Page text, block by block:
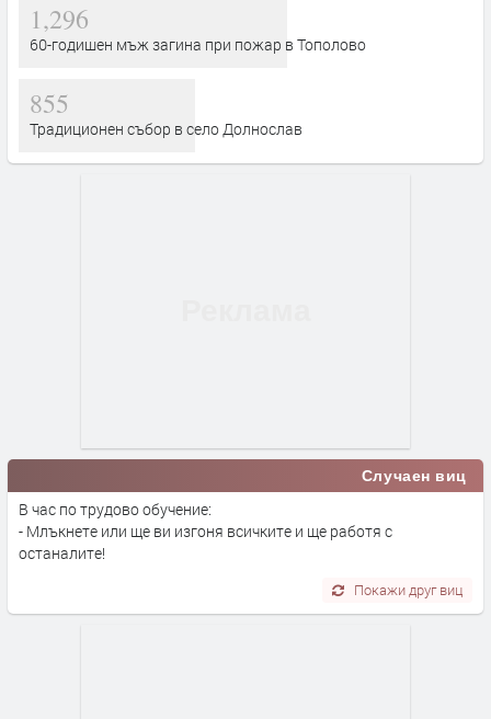
1,296
60-годишен мъж загина при пожар в Тополово
855
Традиционен събор в село Долнослав
Случаен виц
В час по трудово обучение:
- Млъкнете или ще ви изгоня всичките и ще работя с
останалите!
Покажи друг виц